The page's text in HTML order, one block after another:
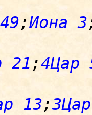
;Иона 3
21 ;4Цар
13;